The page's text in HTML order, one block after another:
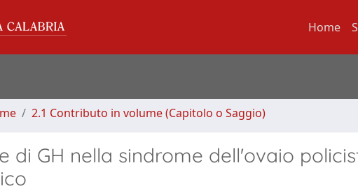
Home
2.1 Contributo in volume (Capitolo o Saggio)
di GH nella sindrome dell'ovaio